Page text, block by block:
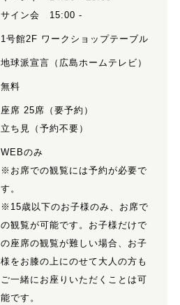
サイン会 15:00 -
1号館2F ワークショップテーブル
地球派宣言（広島ホームテレビ）
無料
座席 25席（要予約）
立ち見（予約不要）
WEBのみ
※お席での観覧には予約が必要で
す。
※15歳以下のお子様のみ、お席で
の観覧が可能です。お子様だけで
の座席の観覧が難しい場合、お子
様をお膝の上にのせて大人の方も
ご一緒にお座りいただくことは可
能です。